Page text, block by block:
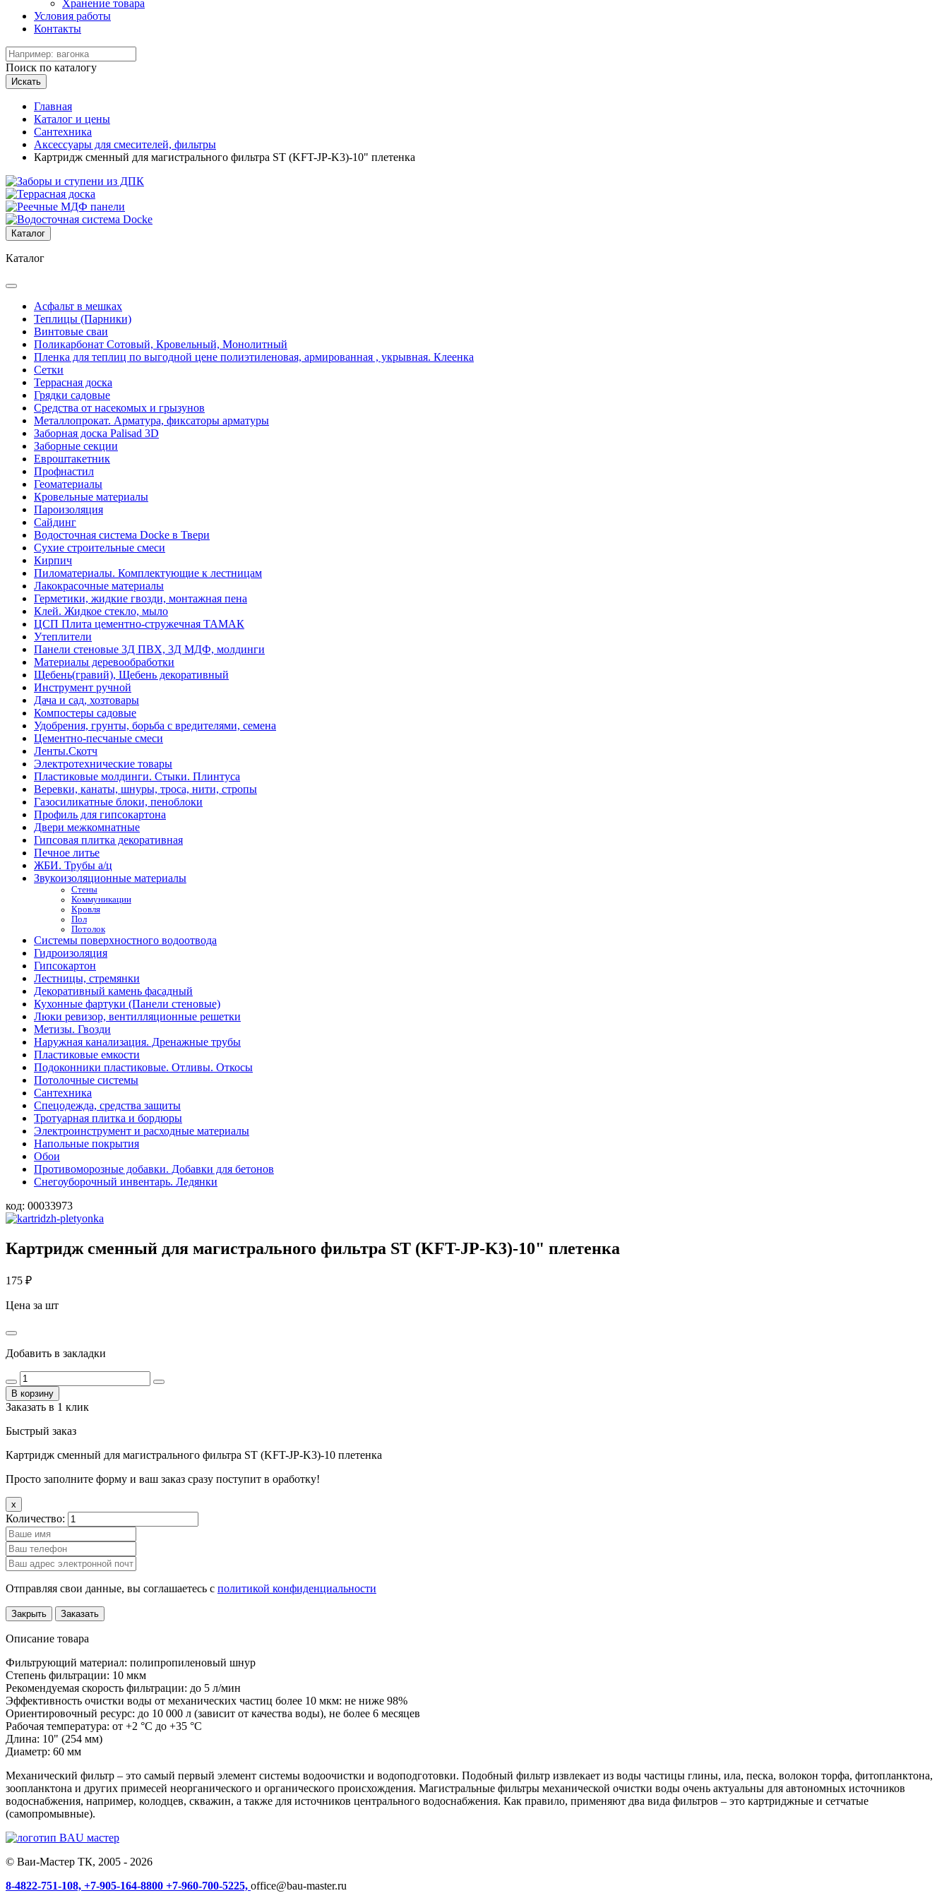
Хранение товара
Условия работы
Контакты
Поиск по каталогу
Искать
Главная
Каталог и цены
Сантехника
Аксессуары для смесителей, фильтры
Картридж сменный для магистрального фильтра ST (KFT-JP-K3)-10" плетенка
Каталог
Каталог
Асфальт в мешках
Теплицы (Парники)
Винтовые сваи
Поликарбонат Сотовый, Кровельный, Монолитный
Пленка для теплиц по выгодной цене полиэтиленовая, армированная , укрывная. Клеенка
Сетки
Террасная доска
Грядки садовые
Средства от насекомых и грызунов
Металлопрокат. Арматура, фиксаторы арматуры
Заборная доска Palisad 3D
Заборные секции
Евроштакетник
Профнастил
Геоматериалы
Кровельные материалы
Пароизоляция
Сайдинг
Водосточная система Docke в Твери
Сухие строительные смеси
Кирпич
Пиломатериалы. Комплектующие к лестницам
Лакокрасочные материалы
Герметики, жидкие гвозди, монтажная пена
Клей. Жидкое стекло, мыло
ЦСП Плита цементно-стружечная ТАМАК
Утеплители
Панели стеновые 3Д ПВХ, 3Д МДФ, молдинги
Материалы деревообработки
Щебень(гравий), Щебень декоративный
Инструмент ручной
Дача и сад, хозтовары
Компостеры садовые
Удобрения, грунты, борьба с вредителями, семена
Цементно-песчаные смеси
Ленты.Скотч
Электротехнические товары
Пластиковые молдинги. Стыки. Плинтуса
Веревки, канаты, шнуры, троса, нити, стропы
Газосиликатные блоки, пеноблоки
Профиль для гипсокартона
Двери межкомнатные
Гипсовая плитка декоративная
Печное литье
ЖБИ. Трубы а/ц
Звукоизоляционные материалы
Стены
Коммуникации
Кровля
Пол
Потолок
Системы поверхностного водоотвода
Гидроизоляция
Гипсокартон
Лестницы, стремянки
Декоративный камень фасадный
Кухонные фартуки (Панели стеновые)
Люки ревизор, вентилляционные решетки
Метизы. Гвозди
Наружная канализация. Дренажные трубы
Пластиковые емкости
Подоконники пластиковые. Отливы. Откосы
Потолочные системы
Сантехника
Спецодежда, средства защиты
Тротуарная плитка и бордюры
Электроинструмент и расходные материалы
Напольные покрытия
Обои
Противоморозные добавки. Добавки для бетонов
Снегоуборочный инвентарь. Ледянки
код: 00033973
Картридж сменный для магистрального фильтра ST (KFT-JP-K3)-10" плетенка
175 ₽
Цена за шт
Добавить в закладки
В корзину
Заказать в 1 клик
Быстрый заказ
Картридж сменный для магистрального фильтра ST (KFT-JP-K3)-10 плетенка
Просто заполните форму и ваш заказ сразу поступит в оработку!
x
Количество:
Отправляя свои данные, вы соглашаетесь с политикой конфиденциальности
Закрыть Заказать
Описание товара
Фильтрующий материал: полипропиленовый шнур
Степень фильтрации: 10 мкм
Рекомендуемая скорость фильтрации: до 5 л/мин
Эффективность очистки воды от механических частиц более 10 мкм: не ниже 98%
Ориентировочный ресурс: до 10 000 л (зависит от качества воды), не более 6 месяцев
Рабочая температура: от +2 °С до +35 °С
Длина: 10" (254 мм)
Диаметр: 60 мм
Механический фильтр – это самый первый элемент системы водоочистки и водоподготовки. Подобный фильтр извлекает из воды частицы глины, ила, песка, волокон торфа, фитопланктона,
зоопланктона и других примесей неорганического и органического происхождения. Магистральные фильтры механической очистки воды очень актуальны для автономных источников
водоснабжения, например, колодцев, скважин, а также для источников центрального водоснабжения. Как правило, применяют два вида фильтров – это картриджные и сетчатые
(самопромывные).
© Ваи-Мастер ТК, 2005 - 2026
8-4822-751-108, +7-905-164-8800 +7-960-700-5225, office@bau-master.ru